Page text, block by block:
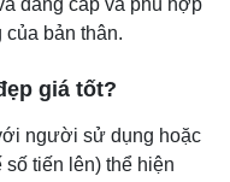
đẳng cấp và phù hợp
bản thân.
giá tốt?
người sử dụng hoặc
tiến lên) thể hiện